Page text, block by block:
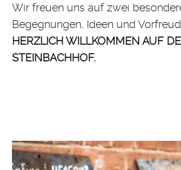
Wir freuen uns auf zwei
Begegnungen, Ideen und
HERZLICH WILLKOMMEN AUF
STEINBACHHOF.